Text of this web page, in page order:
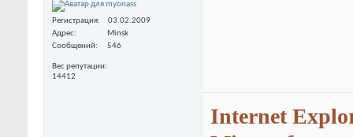
Регистрация
03.02.2009
Адрес
Minsk
Сообщений
546
Вес репутации
14412
Internet